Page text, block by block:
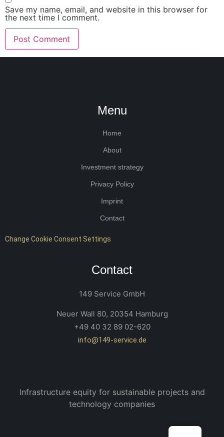
Save my name, email, and website in this browser for
the next time I comment.
Menu
Home
About
Investment strategy
Privacy Policy
Imprint
Contact
Change Cookie Consent Settings
Contact
149 Service GmbH
Neuer Wall 80, 20354 Hamburg
+49 40 32 89 02-620
info@149-service.de
Infrastructure equity for sustainable projects and
technology companies